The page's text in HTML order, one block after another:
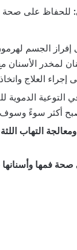
للحفاظ على صحة
الجسم
الأسنان مع
العلاج
التوعية الدموية
أكثر سوءً وسوف
التهاب
فمها